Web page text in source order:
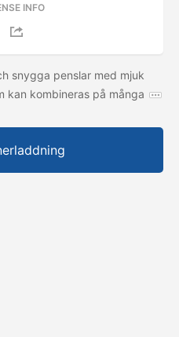
INFO
snygga penslar med mjuk
kan kombineras på många